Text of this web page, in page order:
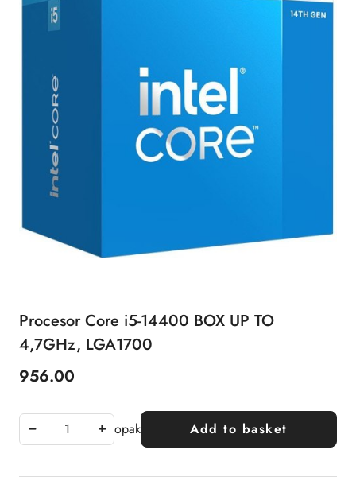
Procesor Core i5-14400 BOX UP TO
4,7GHz, LGA1700
Price:
956.00
opak Add to basket